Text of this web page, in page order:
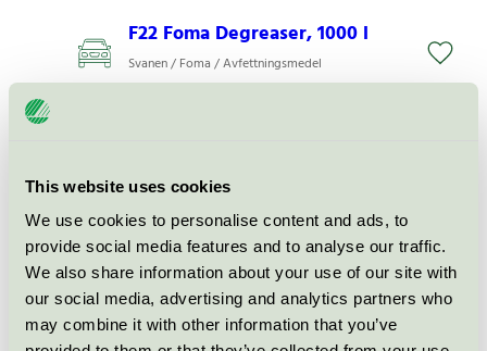
This website uses cookies
We use cookies to personalise content and ads, to
provide social media features and to analyse our traffic.
We also share information about your use of our site with
our social media, advertising and analytics partners who
may combine it with other information that you’ve
F22 Foma Degreaser, 1000 l
Svanen / Foma / Avfettningsmedel
Svanen / Foma / Avfettningsmedel
F34 Foma Micro Degreaser
Plus, 5 l
Svanen / Foma / Avfettningsmedel